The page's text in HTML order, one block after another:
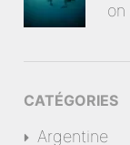
on
CATÉGORIES
Argentine